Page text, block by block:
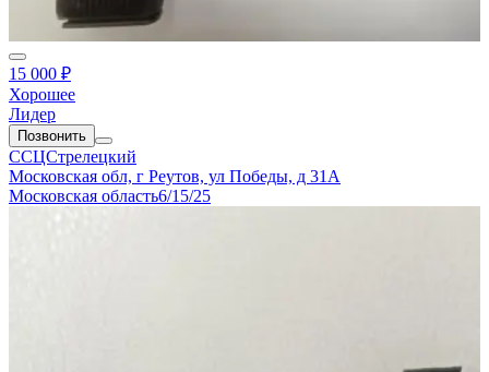
15 000 ₽
Хорошее
Лидер
Позвонить
ССЦСтрелецкий
Московская обл, г Реутов, ул Победы, д 31А
Московская область6/15/25